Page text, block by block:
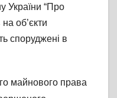
України “Про
об’єкти
споруджені в
майнового права